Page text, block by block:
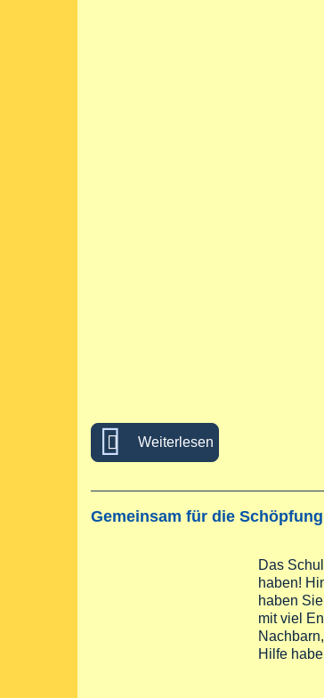
Weiterlesen
über Wir
Gemeinsam für die
Das
haben!
haben
mit viel
Hilfe